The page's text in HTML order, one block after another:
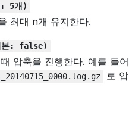
5개)
최대 n개 유지한다.
: false)
압축을 진행한다. 예를 들어
로